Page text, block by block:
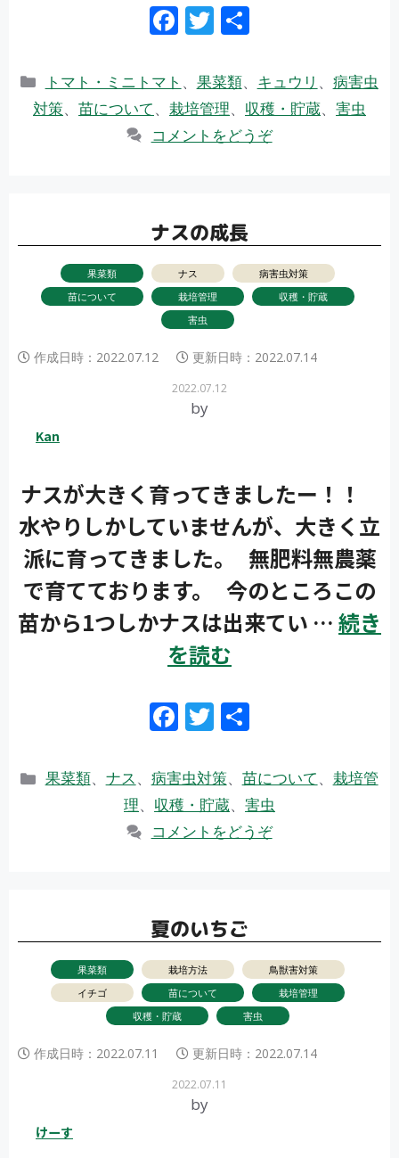
F
e
b
o
T
itt
er
カ
テ
ゴ
トマト・ミニトマト 、 果菜類、 キュウリ 、 病害虫
対策、 苗について、 栽培管理、 収穫・貯蔵、 害虫
コメントをどうぞ
ナスの成長
果菜類 ナス
病害虫対策
苗について
栽培管理
収穫・貯蔵
害虫
作成日時： 2022.07.12 更新日時： 2022.07.14
2022.07.12
by
Kan
ナスが大きく育ってきましたー！！
水やりしかしていませんが、大きく立
派に育ってきました。 無肥料無農薬
で育てております。 今のところこの
苗から1つしかナスは出来てい … 続き
を読む
F
e
b
o
T
itt
er
カ
果菜類、 ナス、 病害虫対策、 苗について、 栽培管
理、 収穫・貯蔵、 害虫
コメントをどうぞ
夏のいちご
果菜類 栽培方法
鳥獣害対策
イチゴ
苗について
栽培管理
収穫・貯蔵
害虫
作成日時： 2022.07.11 更新日時： 2022.07.14
2022.07.11
by
けーす